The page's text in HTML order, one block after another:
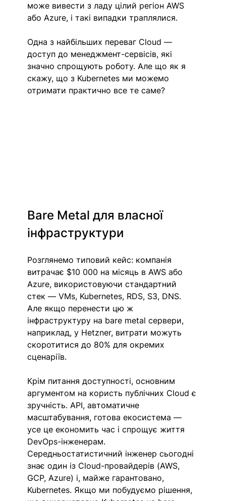
може вивести з ладу цілий регіон AWS
або Azure, і такі випадки траплялися.
Одна з найбільших переваг Cloud —
доступ до менеджмент-сервісів, які
значно спрощують роботу. Але що як я
скажу, що з Kubernetes ми можемо
отримати практично все те саме?
Bare Metal для власної
інфраструктури
Розглянемо типовий кейс: компанія
витрачає $10 000 на місяць в AWS або
Azure, використовуючи стандартний
стек — VMs, Kubernetes, RDS, S3, DNS.
Але якщо перенести цю ж
інфраструктуру на bare metal сервери,
наприклад, у Hetzner, витрати можуть
скоротитися до 80% для окремих
сценаріїв.
Крім питання доступності, основним
аргументом на користь публічних Cloud є
зручність. API, автоматичне
масштабування, готова екосистема —
усе це економить час і спрощує життя
DevOps-інженерам.
Середньостатистичний інженер сьогодні
знає один із Cloud-провайдерів (AWS,
GCP, Azure) і, майже гарантовано,
Kubernetes. Якщо ми побудуємо рішення,